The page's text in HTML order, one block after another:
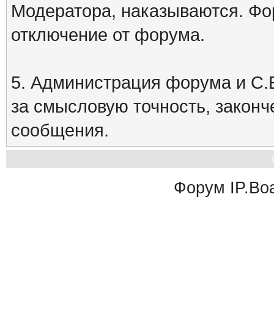
Модератора, наказываются.
отключение от форума.
5. Администрация форума и
за смысловую точность,
сообщения.
Форум